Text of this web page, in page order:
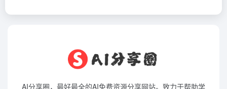
AI分享圈，最好最全的AI免费资源分享网站。致力于帮助学